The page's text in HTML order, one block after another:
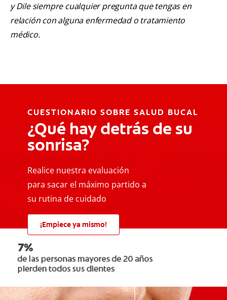
y Dile siempre cualquier pregunta que tengas en
relación con alguna enfermedad o tratamiento
médico.
CUESTIONARIO SOBRE SALUD BUCAL
¿Qué hay detrás de su
sonrisa?
Realice nuestra evaluación
para sacar el máximo partido a
su rutina de cuidado
¡Empiece ya mismo!